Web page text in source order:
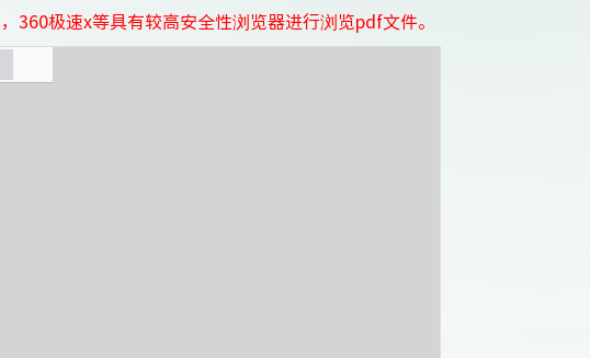
极速x等具有较高安全性浏览器进行浏览pdf文件。